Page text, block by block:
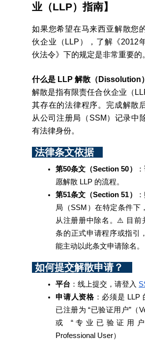
业（LLP）指南】
如果您希望在马来西亚解散您
伙企业（LLP），了解《2012
伙法令》下的规定是非常重要的
什么是 LLP 解散（Dissolution
解散是指有限责任合伙企业（
其存在的法律程序。完成解散
从公司注册局（SSM）记录中
有法律身份。
法律条文依据
第50条文（Section 50）
愿解散 LLP 的流程。
第51条文（Section 51）
局（SSM）在特定条件下
从注册册中除名。⚠️ 目前
条的正式申请程序或指引
能主动以此条文申请除名。
如何提交解散申请？
平台 ：线上提交，请登入
申请人资格 ：必须是 LLP
已注册为 “已验证用户”（
或 “专业已验证用户
Professional User）